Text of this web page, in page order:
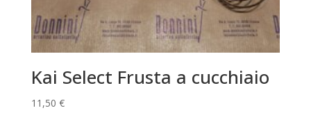
Kai Select Frusta a cucchiaio
11,50 €